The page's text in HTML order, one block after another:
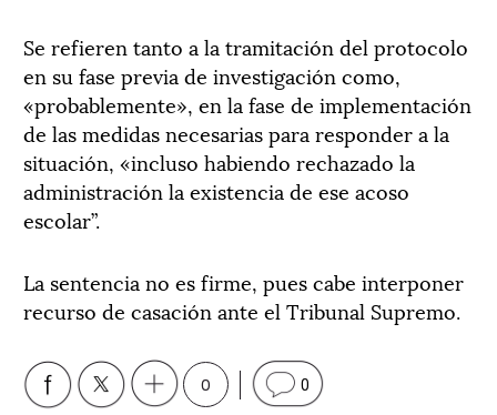
Se refieren tanto a la tramitación del protocolo
en su fase previa de investigación como,
«probablemente», en la fase de implementación
de las medidas necesarias para responder a la
situación, «incluso habiendo rechazado la
administración la existencia de ese acoso
escolar”.
La sentencia no es firme, pues cabe interponer
recurso de casación ante el Tribunal Supremo.
0 0